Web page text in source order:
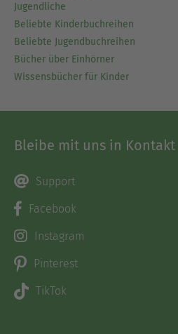
Jugendliche
Beliebte Kinderbuchreihen
Beliebte Jugendbuchreihen
Bücher über Einhörner
Wissensbücher für Kinder
Bleibe mit uns in Kontakt
Support
Facebook
Instagram
Pinterest
TikTok